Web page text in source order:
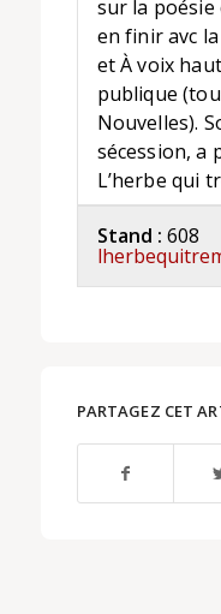
sur la
en finir avc
et À voix
publique
Nouvelles).
sécession, a
L’herbe qui
Stand : 608
PARTAGEZ CET